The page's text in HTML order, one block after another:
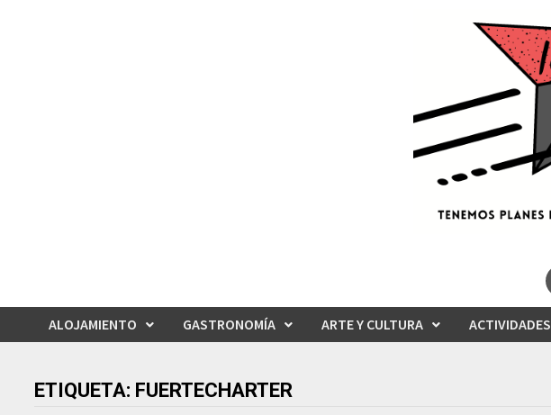
ALOJAMIENTO GASTRONOMÍA ARTE Y CULTURA ACTIVIDADES
ETIQUETA: FUERTECHARTER